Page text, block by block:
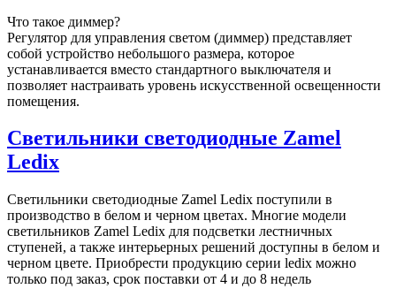
Что такое диммер?
Регулятор для управления светом (диммер) представляет
собой устройство небольшого размера, которое
устанавливается вместо стандартного выключателя и
позволяет настраивать уровень искусственной освещенности
помещения.
Светильники светодиодные Zamel
Ledix
Светильники светодиодные Zamel Ledix поступили в
производство в белом и черном цветах. Многие модели
светильников Zamel Ledix для подсветки лестничных
ступеней, а также интерьерных решений доступны в белом и
черном цвете. Приобрести продукцию серии ledix можно
только под заказ, срок поставки от 4 и до 8 недель